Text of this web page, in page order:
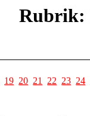
Rubrik:
19 20 21 22 23 24